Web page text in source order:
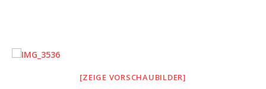
[ZEIGE VORSCHAUBILDER]